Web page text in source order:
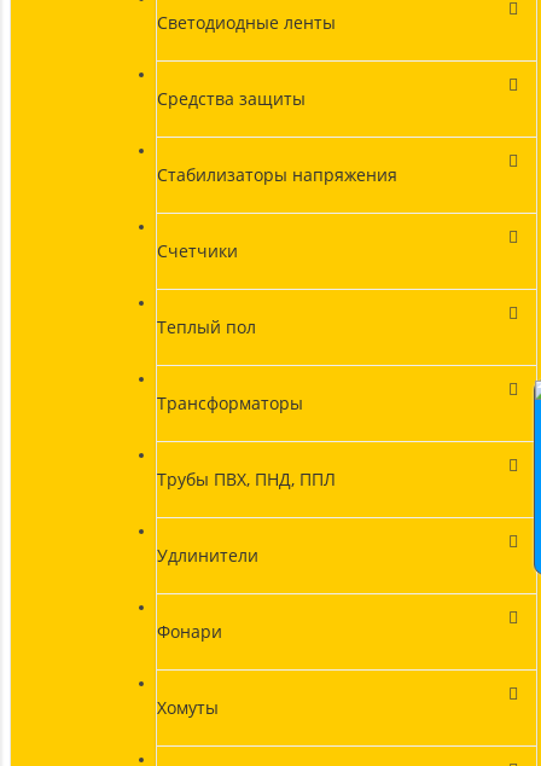
Светодиодные ленты
Средства защиты
Стабилизаторы напряжения
Счетчики
Теплый пол
Трансформаторы
Трубы ПВХ, ПНД, ППЛ
Удлинители
Фонари
Хомуты